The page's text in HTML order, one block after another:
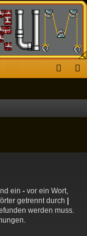
ein - vor ein Wort,
getrennt durch
werden muss.